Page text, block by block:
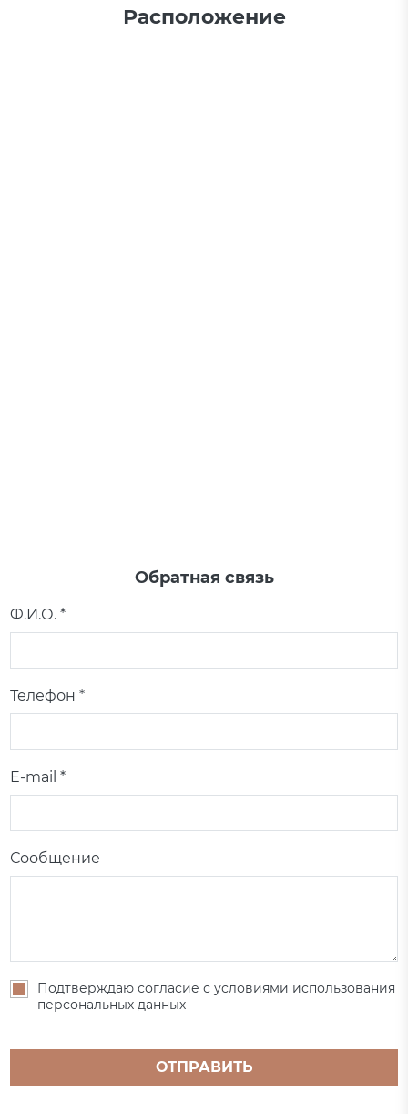
Расположение
Обратная связь
Ф.И.О. *
Телефон *
E-mail *
Сообщение
Подтверждаю согласие с условиями использования
персональных данных
ОТПРАВИТЬ